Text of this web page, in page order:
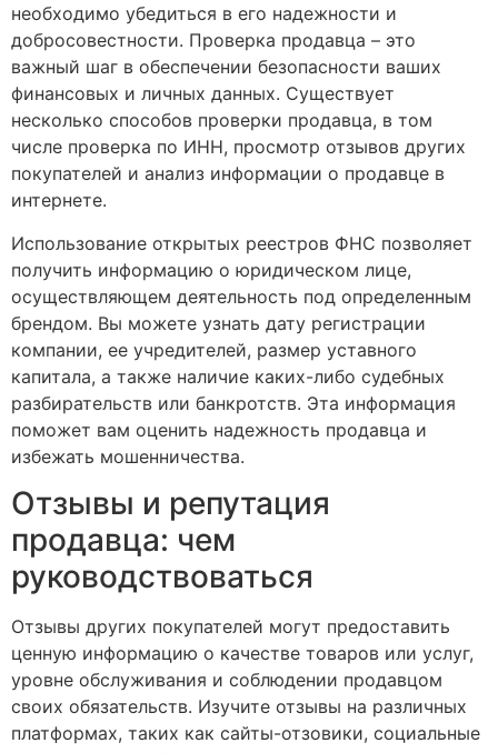
необходимо убедиться в его надежности и
добросовестности. Проверка продавца – это
важный шаг в обеспечении безопасности ваших
финансовых и личных данных. Существует
несколько способов проверки продавца, в том
числе проверка по ИНН, просмотр отзывов других
покупателей и анализ информации о продавце в
интернете.
Использование открытых реестров ФНС позволяет
получить информацию о юридическом лице,
осуществляющем деятельность под определенным
брендом. Вы можете узнать дату регистрации
компании, ее учредителей, размер уставного
капитала, а также наличие каких-либо судебных
разбирательств или банкротств. Эта информация
поможет вам оценить надежность продавца и
избежать мошенничества.
Отзывы и репутация
продавца: чем
руководствоваться
Отзывы других покупателей могут предоставить
ценную информацию о качестве товаров или услуг,
уровне обслуживания и соблюдении продавцом
своих обязательств. Изучите отзывы на различных
платформах, таких как сайты-отзовики, социальные